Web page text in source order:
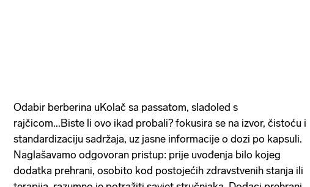
Odabir berberina uKolač sa passatom, sladoled s
rajčicom...Biste li ovo ikad probali? fokusira se na izvor, čistoću i
standardizaciju sadržaja, uz jasne informacije o dozi po kapsuli.
Naglašavamo odgovoran pristup: prije uvođenja bilo kojeg
dodatka prehrani, osobito kod postojećih zdravstvenih stanja ili